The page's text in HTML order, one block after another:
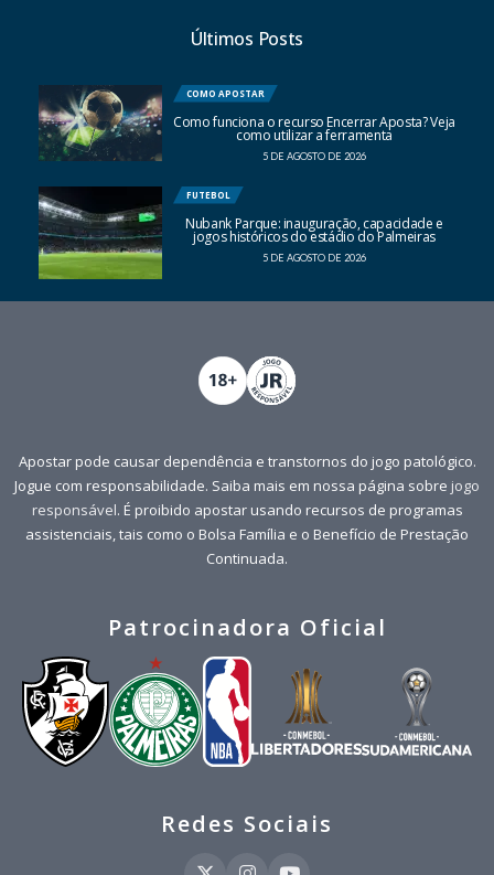
Últimos Posts
COMO APOSTAR
Como funciona o recurso Encerrar Aposta? Veja
como utilizar a ferramenta
5 DE AGOSTO DE 2026
FUTEBOL
Nubank Parque: inauguração, capacidade e
jogos históricos do estádio do Palmeiras
5 DE AGOSTO DE 2026
Apostar pode causar dependência e transtornos do jogo patológico.
Jogue com responsabilidade. Saiba mais em nossa página sobre jogo
responsável. É proibido apostar usando recursos de programas
assistenciais, tais como o Bolsa Família e o Benefício de Prestação
Continuada.
Patrocinadora Oficial
Redes Sociais